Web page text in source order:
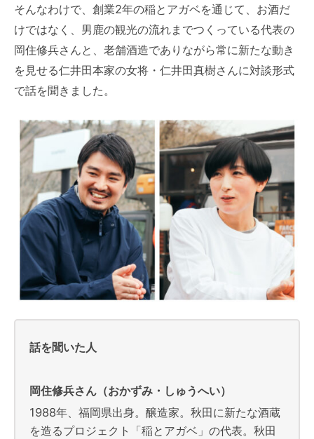
そんなわけで、創業2年の稲とアガベを通じて、お酒だ
けではなく、男鹿の観光の流れまでつくっている代表の
岡住修兵さんと、老舗酒造でありながら常に新たな動き
を見せる仁井田本家の女将・仁井田真樹さんに対談形式
で話を聞きました。
話を聞いた人
岡住修兵さん（おかずみ・しゅうへい）
1988年、福岡県出身。醸造家。秋田に新たな酒蔵
を造るプロジェクト「稲とアガベ」の代表。秋田